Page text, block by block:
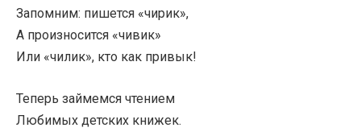
Запомним: пишется «чирик»,
А произносится «чивик»
Или «чилик», кто как привык!
Теперь займемся чтением
Любимых детских книжек.